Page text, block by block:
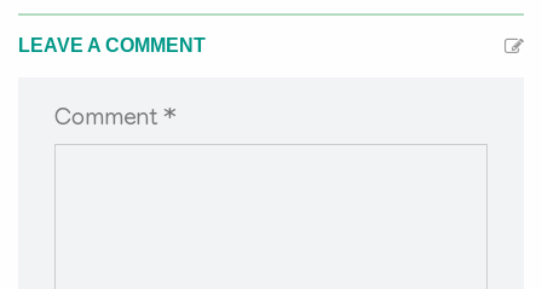
LEAVE A COMMENT
Comment *